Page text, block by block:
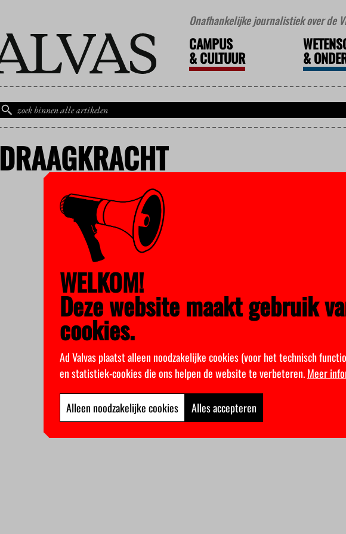
Onafhankelijke journalistiek over de
CAMPUS
&CULTUUR &
DRAAGKRACHT
WELKOM!
Deze website maakt gebruik
cookies.
Ad Valvas plaatst alleen noodzakelijke cookies (voor het technisch
en statistiek-cookies die ons helpen de website te verbeteren.Meer
Alleen noodzakelijke cookies Alles accepteren